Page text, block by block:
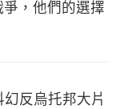
，他們的選擇
幻反烏托邦大片